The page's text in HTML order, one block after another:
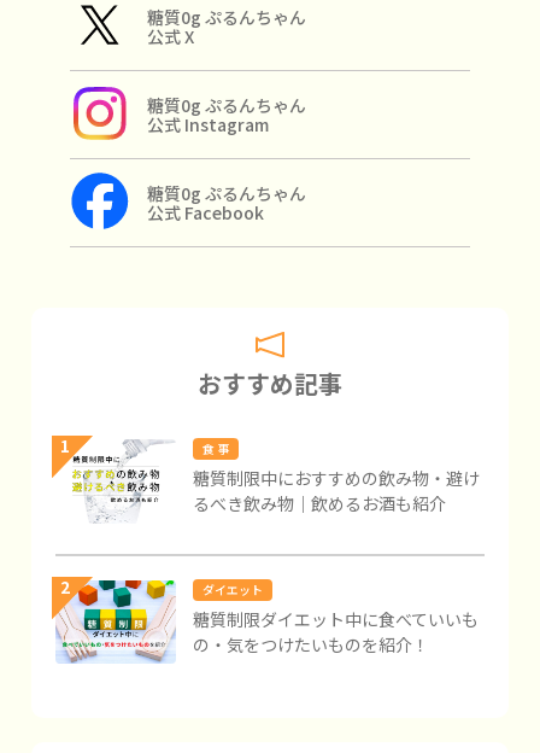
糖質0g ぷるんちゃん
公式 X
糖質0g ぷるんちゃん
公式 Instagram
糖質0g ぷるんちゃん
公式 Facebook
おすすめ記事
1 食 事
糖質制限中におすすめの飲み物・避け
るべき飲み物｜飲めるお酒も紹介
2 ダイエット
糖質制限ダイエット中に食べていいも
の・気をつけたいものを紹介！